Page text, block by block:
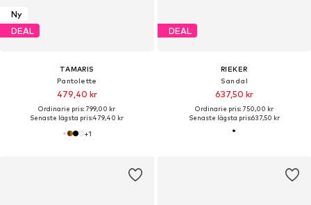
Ny
DEAL
TAMARIS
Pantolette
479,40 kr
Ordinarie pris: 799,00 kr
Senaste lägsta pris:479,40 kr
+1
DEAL
RIEKER
Sandal
637,50 kr
Ordinarie pris: 750,00 kr
Senaste lägsta pris:637,50 kr